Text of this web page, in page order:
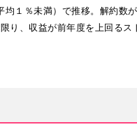
均１％未満）で推移。解約数
り、収益が前年度を上回るス